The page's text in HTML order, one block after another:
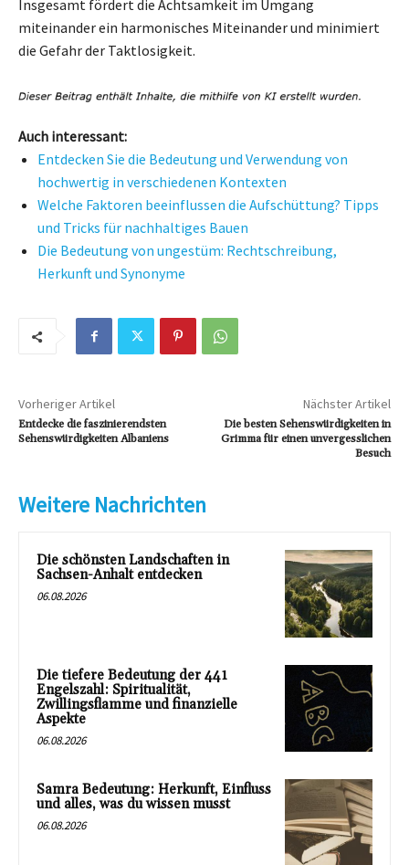
Insgesamt fördert die Achtsamkeit im Umgang
miteinander ein harmonisches Miteinander und minimiert
die Gefahr der Taktlosigkeit.
Auch interessant:
Entdecken Sie die Bedeutung und Verwendung von
hochwertig in verschiedenen Kontexten
Welche Faktoren beeinflussen die Aufschüttung? Tipps
und Tricks für nachhaltiges Bauen
Die Bedeutung von ungestüm: Rechtschreibung,
Herkunft und Synonyme
Vorheriger Artikel
Entdecke die faszinierendsten
Sehenswürdigkeiten Albaniens
Nächster Artikel
Die besten Sehenswürdigkeiten in
Grimma für einen unvergesslichen
Besuch
Weitere Nachrichten
Die schönsten Landschaften in
Sachsen-Anhalt entdecken
06.08.2026
Die tiefere Bedeutung der 441
Engelszahl: Spiritualität,
Zwillingsflamme und finanzielle
Aspekte
06.08.2026
Samra Bedeutung: Herkunft, Einfluss
und alles, was du wissen musst
06.08.2026